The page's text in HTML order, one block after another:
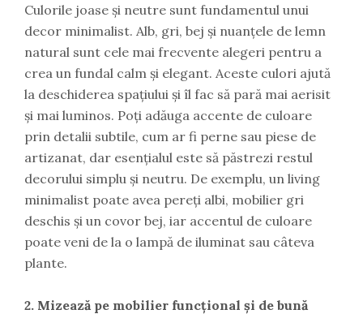
Culorile joase și neutre sunt fundamentul unui
decor minimalist. Alb, gri, bej și nuanțele de lemn
natural sunt cele mai frecvente alegeri pentru a
crea un fundal calm și elegant. Aceste culori ajută
la deschiderea spațiului și îl fac să pară mai aerisit
și mai luminos. Poți adăuga accente de culoare
prin detalii subtile, cum ar fi perne sau piese de
artizanat, dar esențialul este să păstrezi restul
decorului simplu și neutru. De exemplu, un living
minimalist poate avea pereți albi, mobilier gri
deschis și un covor bej, iar accentul de culoare
poate veni de la o lampă de iluminat sau câteva
plante.
2. Mizează pe mobilier funcțional și de bună